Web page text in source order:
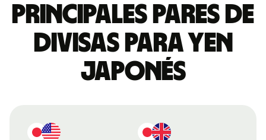
Principales pares de
divisas para yen
japonés